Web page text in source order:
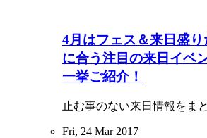
4月はフェス＆来日盛
に合う注目の来日イベ
一挙ご紹介！
止む事のない来日情報をま
Fri, 24 Mar 2017